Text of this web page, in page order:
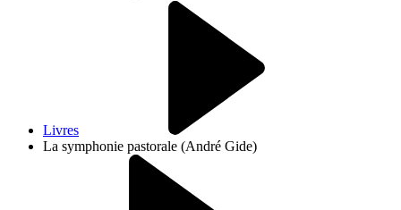
Livres
La symphonie pastorale (André Gide)